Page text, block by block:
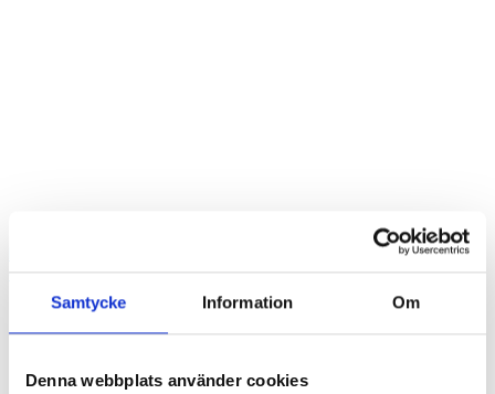
Samtycke Information Om
Denna webbplats använder cookies
Promenadskor och Walkingskor
dam/ Saucony Integrity Walker 3 Wide
SAUCONY INTEGRITY WALKER 3 WIDE